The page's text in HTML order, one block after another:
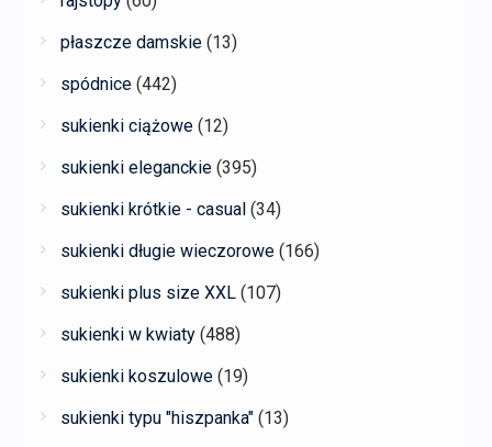
płaszcze damskie (13)
spódnice (442)
sukienki ciążowe (12)
sukienki eleganckie (395)
sukienki krótkie - casual (34)
sukienki długie wieczorowe (166)
sukienki plus size XXL (107)
sukienki w kwiaty (488)
sukienki koszulowe (19)
sukienki typu "hiszpanka" (13)